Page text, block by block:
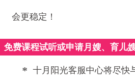
会更稳定！
免费课程试听或申请月嫂、育儿
* 十月阳光客服中心将尽快